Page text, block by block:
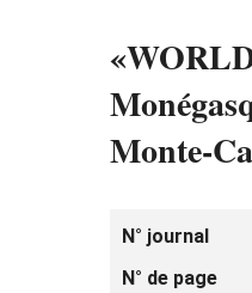
Monte-
N° journal
N° de page